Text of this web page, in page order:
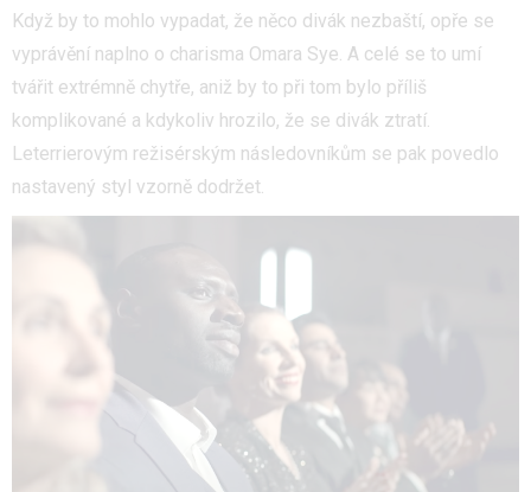
Když by to mohlo vypadat, že něco divák nezbaští, opře se
vyprávění naplno o charisma Omara Sye. A celé se to umí
tvářit extrémně chytře, aniž by to při tom bylo příliš
komplikované a kdykoliv hrozilo, že se divák ztratí.
Leterrierovým režisérským následovníkům se pak povedlo
nastavený styl vzorně dodržet.